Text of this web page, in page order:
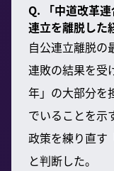
Q. 「中道改革
連立を離脱した
自公連立離脱の
連敗の結果を受
年」の大部分を
でいることを示
政策を練り直す
と判断した。